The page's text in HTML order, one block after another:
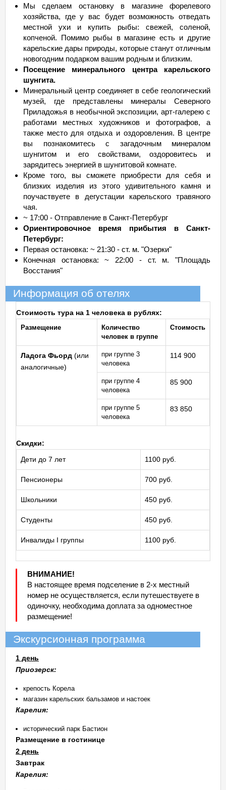
Мы сделаем остановку в магазине форелевого
хозяйства, где у вас будет возможность отведать
местной ухи и купить рыбы: свежей, соленой,
копченой. Помимо рыбы в магазине есть и другие
карельские дары природы, которые станут отличным
новогодним подарком вашим родным и близким.
Посещение минерального центра карельского
шунгита.
Минеральный центр соединяет в себе геологический
музей, где представлены минералы Северного
Приладожья в необычной экспозиции, арт-галерею с
работами местных художников и фотографов, а
также место для отдыха и оздоровления. В центре
вы познакомитесь с загадочным минералом
шунгитом и его свойствами, оздоровитесь и
зарядитесь энергией в шунгитовой комнате.
Кроме того, вы сможете приобрести для себя и
близких изделия из этого удивительного камня и
поучаствуете в дегустации карельского травяного
чая.
~ 17:00 - Отправление в Санкт-Петербург
Ориентировочное время прибытия в Санкт-
Петербург:
Первая остановка: ~ 21:30 - ст. м. "Озерки"
Конечная остановка: ~ 22:00 - ст. м. "Площадь
Восстания"
Информация об отелях
Стоимость тура на 1 человека в рублях:
Размещение
Количество
человек в группе
Стоимость
Ладога Фьорд (или
аналогичные)
при группе 3
человека
114 900
при группе 4
человека
85 900
при группе 5
человека
83 850
Скидки:
Дети до 7 лет
1100 руб.
Пенсионеры 700 руб.
Школьники 450 руб.
Студенты 450 руб.
Инвалиды I группы 1100 руб.
ВНИМАНИЕ!
В настоящее время подселение в 2-х местный
номер не осуществляется, если путешествуете в
одиночку, необходима доплата за одноместное
размещение!
Экскурсионная программа
1 день
Приозерск:
крепость Корела
магазин карельских бальзамов и настоек
Карелия:
исторический парк Бастион
Размещение в гостинице
2 день
Завтрак
Карелия: